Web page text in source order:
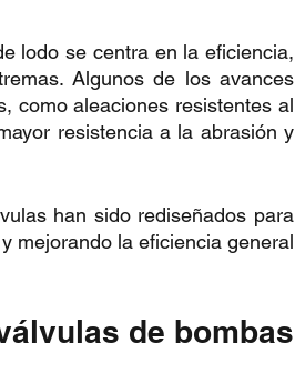
lodo se centra en la eficiencia,
Algunos de los avances
como aleaciones resistentes al
resistencia a la abrasión y
han sido rediseñados para
mejorando la eficiencia general
de bombas